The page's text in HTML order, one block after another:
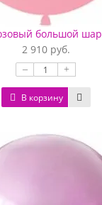
большой шар
2 910 руб.
– +
В корзину